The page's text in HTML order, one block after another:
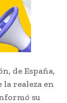
de España,
realeza en
su